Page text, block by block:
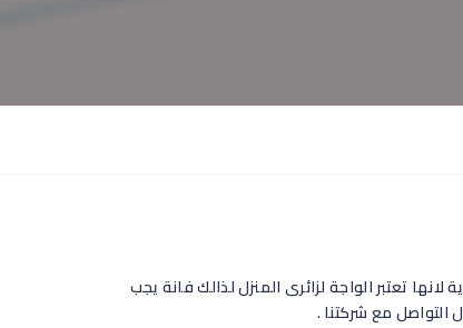
تعتبر الواجة لزائرى المنزل لذالك فانة يجب
التواصل مع شركتنا .